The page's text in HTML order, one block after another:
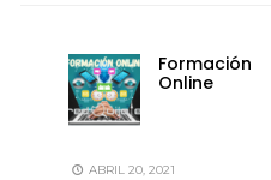
Formación
Online
ABRIL 20, 2021